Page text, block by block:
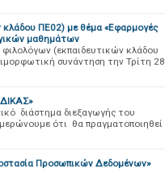
κλάδου ΠΕ02) με θέμα «Εφαρμογές
μαθημάτων
(εκπαιδευτικών κλάδου
συνάντηση την Τρίτη 28
διάστημα διεξαγωγής του
ότι θα πραγματοποιηθεί
Προσωπικών Δεδομένων»